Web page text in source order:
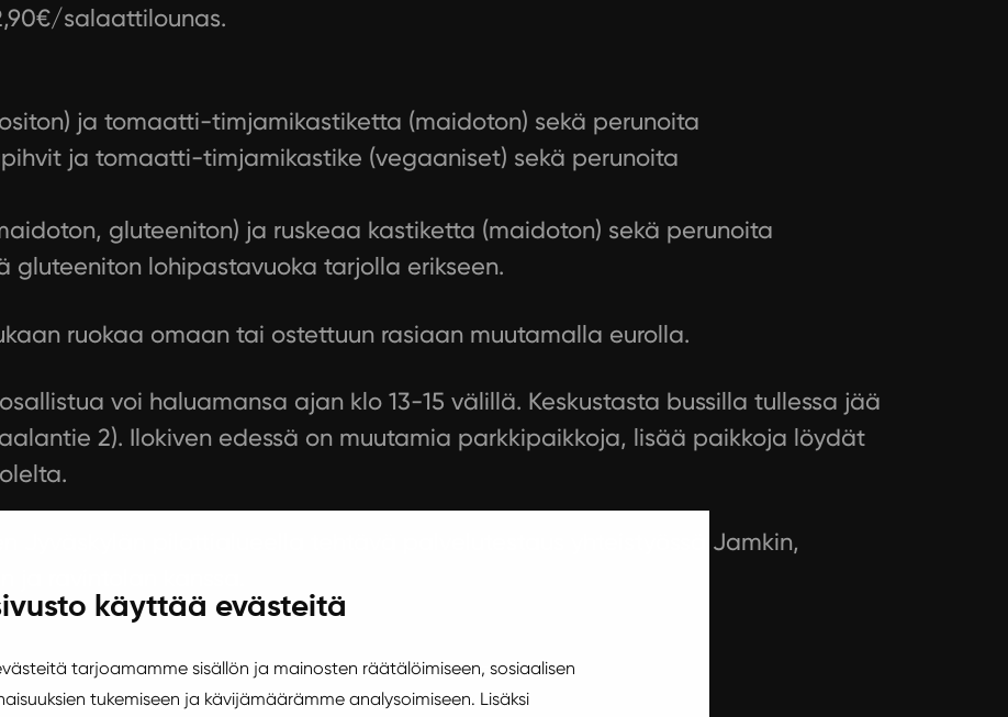
käyttää evästeitä
tarjoamamme sisällön ja mainosten räätälöimiseen, sosiaalisen
tukemiseen ja kävijämäärämme analysoimiseen. Lisäksi
salaattilounas.
ja tomaatti-timjamikastiketta (maidoton) sekä perunoita
ja tomaatti-timjamikastike (vegaaniset) sekä perunoita
gluteeniton) ja ruskeaa kastiketta (maidoton) sekä perunoita
gluteeniton lohipastavuoka tarjolla erikseen.
ruokaa omaan tai ostettuun rasiaan muutamalla eurolla.
voi haluamansa ajan klo 13-15 välillä. Keskustasta bussilla tullessa jää
2). Ilokiven edessä on muutamia parkkipaikkoja, lisää paikkoja löydät
Jyväskylän pilottialueella tehtävä palvelutestaus yhteistyössä Jamkin,
ja ravintolan kanssa.